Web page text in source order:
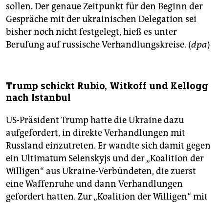
sollen. Der genaue Zeitpunkt für den Beginn der
Gespräche mit der ukrainischen Delegation sei
bisher noch nicht festgelegt, hieß es unter
Berufung auf russische Verhandlungskreise. (dpa)
Trump schickt Rubio, Witkoff und Kellogg
nach Istanbul
US-Präsident Trump hatte die Ukraine dazu
aufgefordert, in direkte Verhandlungen mit
Russland einzutreten. Er wandte sich damit gegen
ein Ultimatum Selenskyjs und der „Koalition der
Willigen“ aus Ukraine-Verbündeten, die zuerst
eine Waffenruhe und dann Verhandlungen
gefordert hatten. Zur „Koalition der Willigen“ mit